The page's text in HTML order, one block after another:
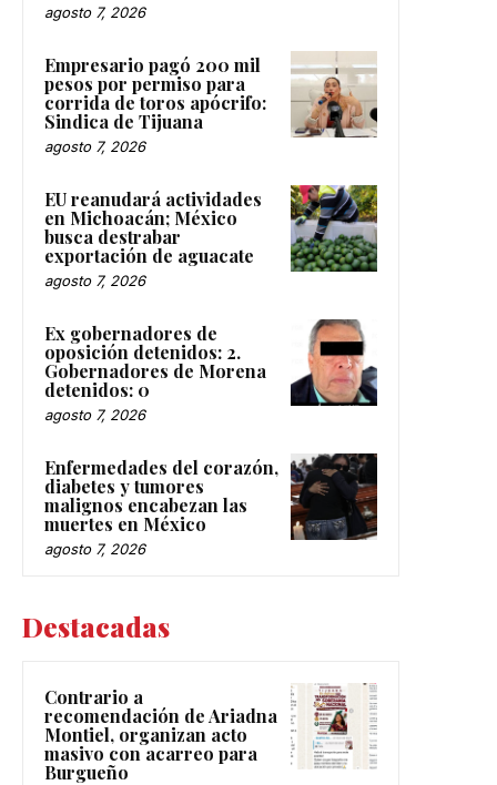
agosto 7, 2026
Empresario pagó 200 mil
pesos por permiso para
corrida de toros apócrifo:
Sindica de Tijuana
agosto 7, 2026
EU reanudará actividades
en Michoacán; México
busca destrabar
exportación de aguacate
agosto 7, 2026
Ex gobernadores de
oposición detenidos: 2.
Gobernadores de Morena
detenidos: 0
agosto 7, 2026
Enfermedades del corazón,
diabetes y tumores
malignos encabezan las
muertes en México
agosto 7, 2026
Destacadas
Contrario a
recomendación de Ariadna
Montiel, organizan acto
masivo con acarreo para
Burgueño